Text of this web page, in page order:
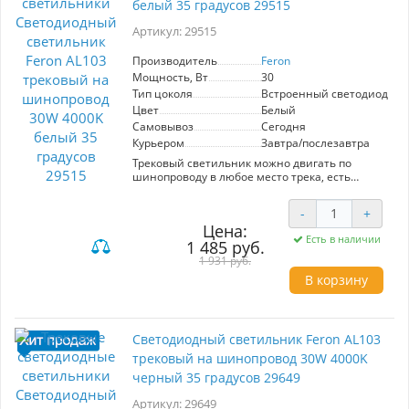
вращение →350°/↓90°, 83*83*125 мм
белый 35 градусов 29515
Артикул: 29515
Производитель
Feron
Мощность, Вт
30
Тип цоколя
Встроенный светодиод
Цвет
Белый
Самовывоз
Сегодня
Курьером
Завтра/послезавтра
Трековый светильник можно двигать по
шинопроводу в любое место трека, есть
создавать зоналное освещение. Подходит для
основного и декоративного освещения.
Модель AL103 от производителя Feron с
цветом корпуса Белый подходят для
следующего типа трекового освещения
- Однофазные трековые системы в качестве
источника света используется Встроенные
однофазный (ДПО) FERON AL103, 30W, 4000К
(белый), 170-265V, 2700Lm, цвет белый, корпус
алюминий, рассеиватель поликарбонат,
вращение →360°/↓90°, 150*90*180 мм
Цена:
1 485 руб.
1 931 руб.
- +
Есть в наличии
В корзину
Светодиодный светильник Feron AL103
трековый на шинопровод 30W 4000K
черный 35 градусов 29649
Артикул: 29649